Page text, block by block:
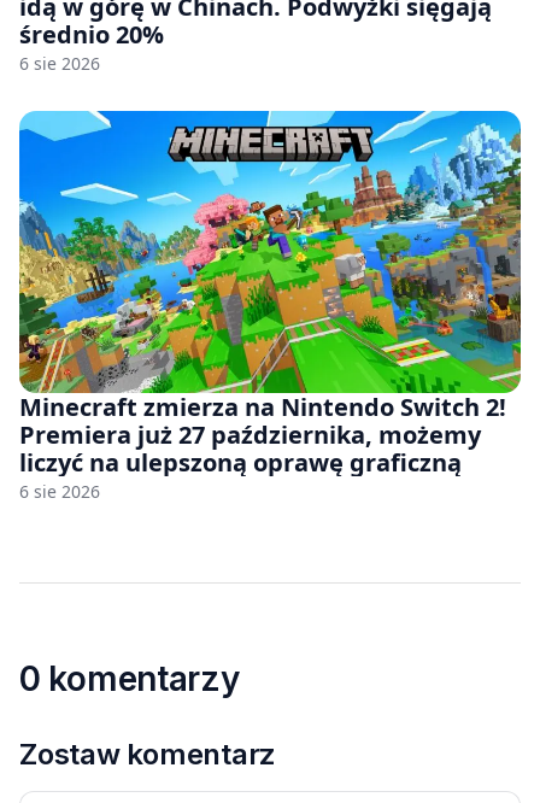
średnio 20%
6 sie 2026
Minecraft zmierza na Nintendo Switch 2!
Premiera już 27 października, możemy
liczyć na ulepszoną oprawę graficzną
6 sie 2026
0 komentarzy
Zostaw komentarz